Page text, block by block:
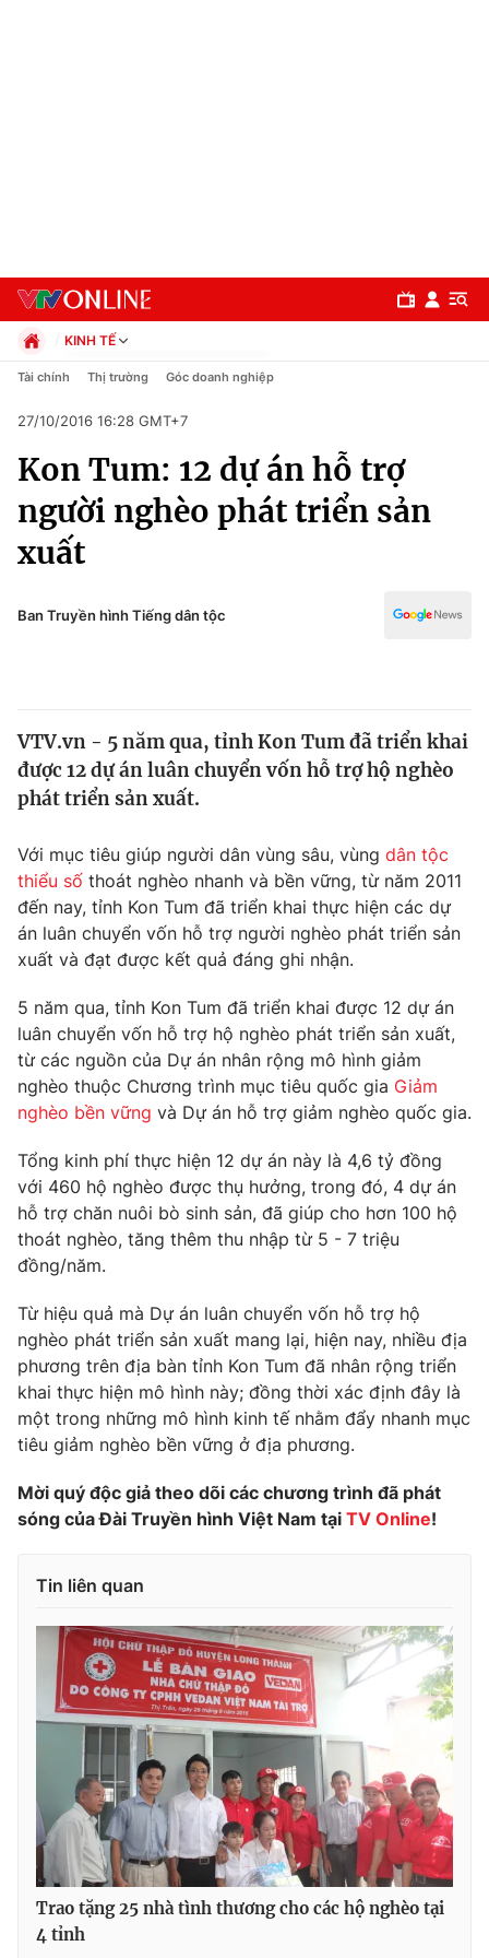
Chuyên mục
Chính trị
Xã hội
Pháp luật
Thế giới
Tin tức
Câu chuyện quốc tế
Kinh tế
Tài chính
Thị trường
Góc doanh nghiệp
Dữ liệu và đời sống
Truyền hình
Hậu trường
Nhân vật
Khán giả
Giải sao mai
Giải trí
Điện ảnh
Âm nhạc
Đời sống
Du lịch
Làm đẹp
Chất lượng cuộc sống
Giáo dục
Tuyển sinh
Học trực tuyến
Công nghệ
Hitech Công nghệ tương lai
Sản phẩm
Thị trường
Tư vấn
Giao lưu trực tuyến
Lịch phát sóng
Chuyên mục khác
Emagazine Podcast
Photo Infographic
VTV Money VTV Thể thao
VTV Sức khoẻ Bất động sản
Thị trường 24h Tấm lòng Việt
VTV4 Vươn mình bằng AI
VTV9 VTV8
Liên hệ tòa soạn
KINH TẾ
Chính trị
Pháp luật
Kinh tế
Thể thao
Truyền hình
Văn hóa - Giải trí
Công nghệ
Tài chính Thị trường Góc doanh nghiệp
27/10/2016 16:28 GMT+7
Kon Tum: 12 dự án hỗ trợ
người nghèo phát triển sản
xuất
Ban Truyền hình Tiếng dân tộc
VTV.vn - 5 năm qua, tỉnh Kon Tum đã triển khai
được 12 dự án luân chuyển vốn hỗ trợ hộ nghèo
phát triển sản xuất.
Với mục tiêu giúp người dân vùng sâu, vùng dân tộc
thiểu số thoát nghèo nhanh và bền vững, từ năm 2011
đến nay, tỉnh Kon Tum đã triển khai thực hiện các dự
án luân chuyển vốn hỗ trợ người nghèo phát triển sản
xuất và đạt được kết quả đáng ghi nhận.
5 năm qua, tỉnh Kon Tum đã triển khai được 12 dự án
luân chuyển vốn hỗ trợ hộ nghèo phát triển sản xuất,
từ các nguồn của Dự án nhân rộng mô hình giảm
nghèo thuộc Chương trình mục tiêu quốc gia Giảm
nghèo bền vững và Dự án hỗ trợ giảm nghèo quốc gia.
Tổng kinh phí thực hiện 12 dự án này là 4,6 tỷ đồng
với 460 hộ nghèo được thụ hưởng, trong đó, 4 dự án
hỗ trợ chăn nuôi bò sinh sản, đã giúp cho hơn 100 hộ
thoát nghèo, tăng thêm thu nhập từ 5 - 7 triệu
đồng/năm.
Từ hiệu quả mà Dự án luân chuyển vốn hỗ trợ hộ
nghèo phát triển sản xuất mang lại, hiện nay, nhiều địa
phương trên địa bàn tỉnh Kon Tum đã nhân rộng triển
khai thực hiện mô hình này; đồng thời xác định đây là
một trong những mô hình kinh tế nhằm đẩy nhanh mục
tiêu giảm nghèo bền vững ở địa phương.
Mời quý độc giả theo dõi các chương trình đã phát
sóng của Đài Truyền hình Việt Nam tại TV Online!
Tin liên quan
Trao tặng 25 nhà tình thương cho các hộ nghèo tại
4 tỉnh